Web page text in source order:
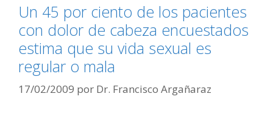
Un 45 por ciento de los pacientes
con dolor de cabeza encuestados
estima que su vida sexual es
regular o mala
17/02/2009 por Dr. Francisco Argañaraz